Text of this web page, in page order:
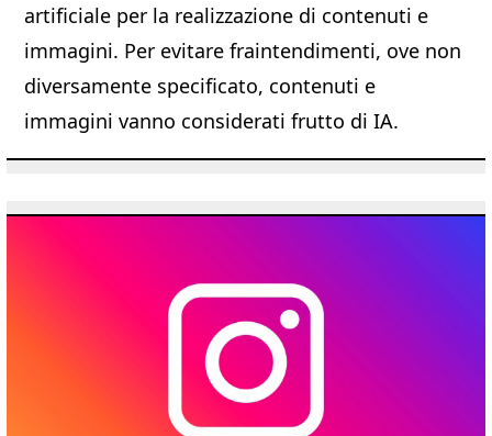
artificiale per la realizzazione di contenuti e
immagini. Per evitare fraintendimenti, ove non
diversamente specificato, contenuti e
immagini vanno considerati frutto di IA.